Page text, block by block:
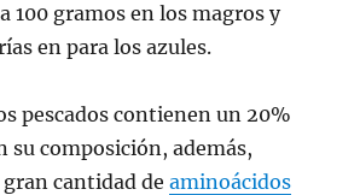
100 gramos en los magros y
en para los azules.
pescados contienen un 20%
su composición, además,
cantidad deaminoácidos